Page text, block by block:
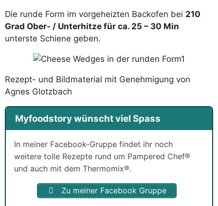
Die runde Form im vorgeheizten Backofen bei 210
Grad Ober- / Unterhitze für ca. 25 – 30 Min
unterste Schiene geben.
Rezept- und Bildmaterial mit Genehmigung von
Agnes Glotzbach
Myfoodstory wünscht viel Spass
In meiner Facebook-Gruppe findet ihr noch
weitere tolle Rezepte rund um Pampered Chef®
und auch mit dem Thermomix®.
Zu meiner Facebook Gruppe